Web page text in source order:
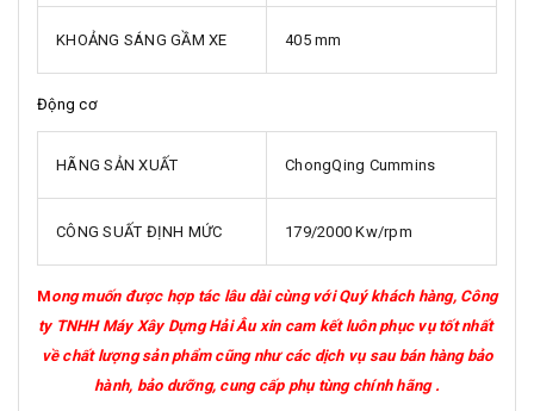
KHOẢNG SÁNG GẦM XE 405 mm
Động cơ
HÃNG SẢN XUẤT ChongQing Cummins
CÔNG SUẤT ĐỊNH MỨC 179/2000 Kw/rpm
Mong muốn được hợp tác lâu dài cùng với Quý khách hàng, Công
ty TNHH Máy Xây Dựng Hải Âu xin cam kết luôn phục vụ tốt nhất
về chất lượng sản phẩm cũng như các dịch vụ sau bán hàng bảo
hành, bảo dưỡng, cung cấp phụ tùng chính hãng .